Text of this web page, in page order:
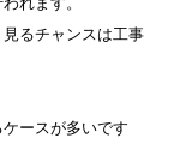
るチャンスは工事
ースが多いです